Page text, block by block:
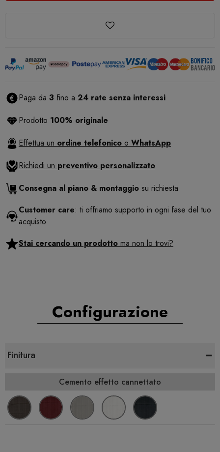
Paga da 3 fino a 24 rate senza interessi
Prodotto 100% originale
Effettua un ordine telefonico o WhatsApp
Richiedi un preventivo personalizzato
Consegna al piano & montaggio su richiesta
Customer care: ti offriamo supporto in ogni fase del tuo
acquisto
Stai cercando un prodotto ma non lo trovi?
Configurazione
Finitura -
Cemento effetto cannettato